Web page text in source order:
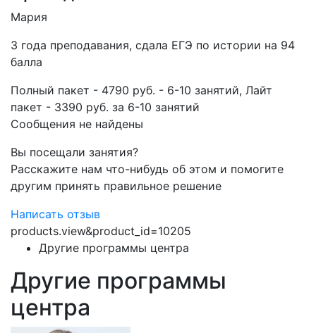
Мария
3 года преподавания, сдала ЕГЭ по истории на 94
балла
Полный пакет - 4790 руб. - 6-10 занятий, Лайт
пакет - 3390 руб. за 6-10 занятий
Сообщения не найдены
Вы посещали занятия?
Расскажите нам что-нибудь об этом и помогите
другим принять правильное решение
Написать отзыв
products.view&product_id=10205
Другие программы центра
Другие программы
центра